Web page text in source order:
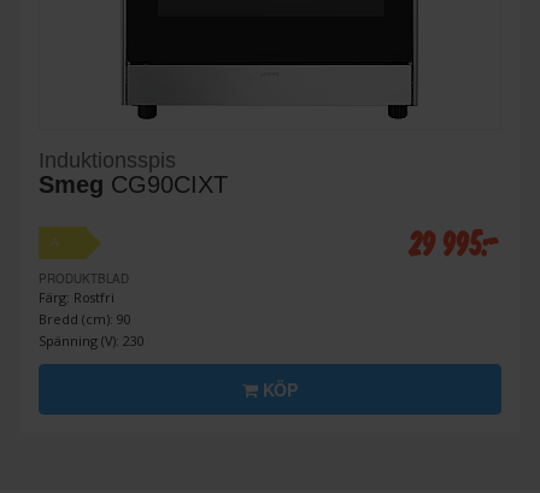
Induktionsspis
Smeg CG90CIXT
A
PRODUKTBLAD
Färg: Rostfri
Bredd (cm): 90
Spänning (V): 230
29 995:-
KÖP